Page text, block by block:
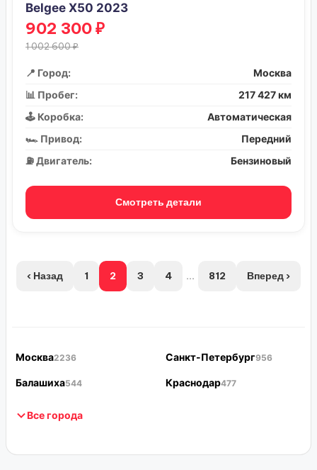
Belgee X50 2023
902 300 ₽
1 002 600 ₽
📍 Город:
Москва
📊 Пробег:
217 427 км
🕹️ Коробка:
Автоматическая
🏎️ Привод:
Передний
⛽ Двигатель:
Бензиновый
Смотреть детали
‹ Назад 1 2 3 4 ... 812 Вперед ›
Москва2236 Санкт-Петербург956
Балашиха544 Краснодар477
Все города